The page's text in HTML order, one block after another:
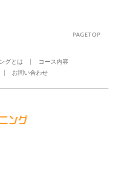
PAGETOP
グとは
コース内容
お問い合わせ